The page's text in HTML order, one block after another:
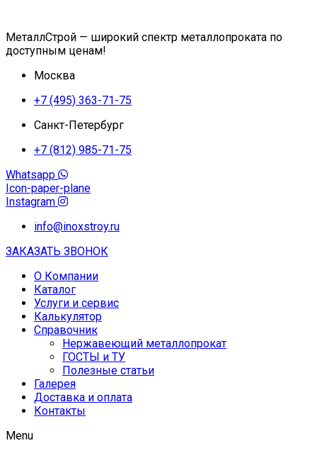
МеталлСтрой — широкий спектр металлопроката по
доступным ценам!
Москва
+7 (495) 363-71-75
Санкт-Петербург
+7 (812) 985-71-75
Whatsapp
Icon-paper-plane
Instagram
info@inoxstroy.ru
ЗАКАЗАТЬ ЗВОНОК
О Компании
Каталог
Услуги и сервис
Калькулятор
Справочник
Нержавеющий металлопрокат
ГОСТЫ и ТУ
Полезные статьи
Галерея
Доставка и оплата
Контакты
Menu